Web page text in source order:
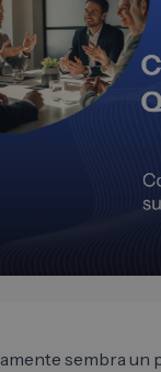
sembra un